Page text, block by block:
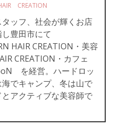
CREATION
タッフ、社会が輝くお店
指し豊田市にて
HAIR CREATION・美容
CREATION・カフェ
を経営。ハードロッ
でキャンプ、冬は山で
アクティブな美容師で